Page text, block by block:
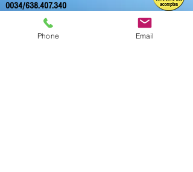
0034/638.407.340
0033/658.78.37.91
0032/495.76.86.85
Phone Email